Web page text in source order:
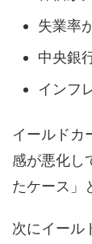
失業率
中央銀
インフ
イールドカ
感が悪化し
たケース」
次にイール